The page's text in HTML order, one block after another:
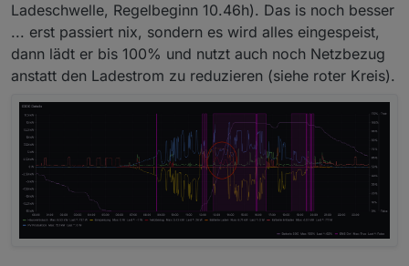
Ladeschwelle, Regelbeginn 10.46h). Das is noch besser
... erst passiert nix, sondern es wird alles eingespeist,
dann lädt er bis 100% und nutzt auch noch Netzbezug
anstatt den Ladestrom zu reduzieren (siehe roter Kreis).